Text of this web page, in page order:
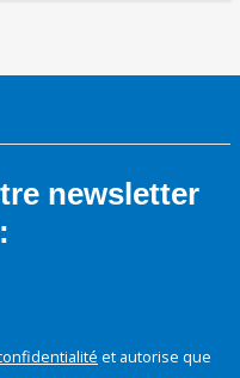
newsletter
et autorise que